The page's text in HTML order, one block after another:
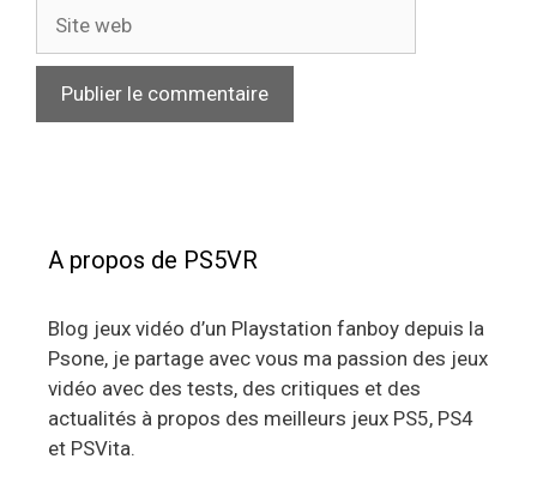
web
A propos de PS5VR
Blog jeux vidéo d’un Playstation fanboy depuis la
Psone, je partage avec vous ma passion des jeux
vidéo avec des tests, des critiques et des
actualités à propos des meilleurs jeux PS5, PS4
et PSVita.